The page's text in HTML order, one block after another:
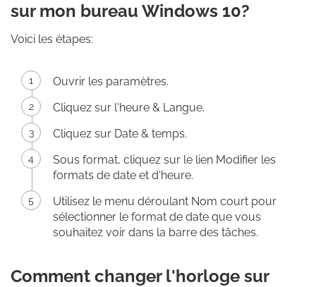
sur mon bureau Windows 10?
Voici les étapes:
Ouvrir les paramètres.
Cliquez sur l'heure & Langue.
Cliquez sur Date & temps.
Sous format, cliquez sur le lien Modifier les
formats de date et d'heure.
Utilisez le menu déroulant Nom court pour
sélectionner le format de date que vous
souhaitez voir dans la barre des tâches.
Comment changer l'horloge sur